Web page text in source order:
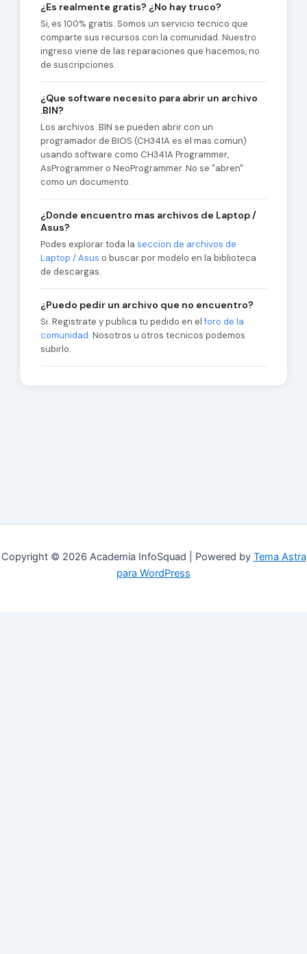
¿Es realmente gratis? ¿No hay truco?
Si, es 100% gratis. Somos un servicio tecnico que
comparte sus recursos con la comunidad. Nuestro
ingreso viene de las reparaciones que hacemos, no
de suscripciones.
¿Que software necesito para abrir un archivo
.BIN?
Los archivos .BIN se pueden abrir con un
programador de BIOS (CH341A es el mas comun)
usando software como CH341A Programmer,
AsProgrammer o NeoProgrammer. No se "abren"
como un documento.
¿Donde encuentro mas archivos de Laptop /
Asus?
Podes explorar toda la seccion de archivos de
Laptop / Asus o buscar por modelo en la biblioteca
de descargas.
¿Puedo pedir un archivo que no encuentro?
Si. Registrate y publica tu pedido en elforo de la
comunidad. Nosotros u otros tecnicos podemos
subirlo.
Copyright © 2026 Academia InfoSquad | Powered by Tema Astra
para WordPress